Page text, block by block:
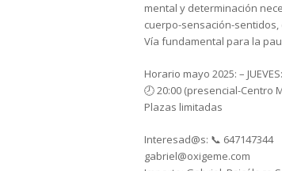
mental y determinación
cuerpo-sensación-
Vía fundamental para la
Horario mayo 2025: – JUEVES:
🕗 20:00 (presencial-Centro
Plazas limitadas
Interesad@s: 📞 647147344
gabriel@oxigeme.com